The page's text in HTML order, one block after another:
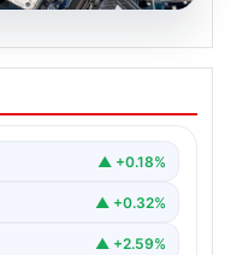
ile
Bu▲ +0.18%
▲ +0.32%
▲ +2.59%